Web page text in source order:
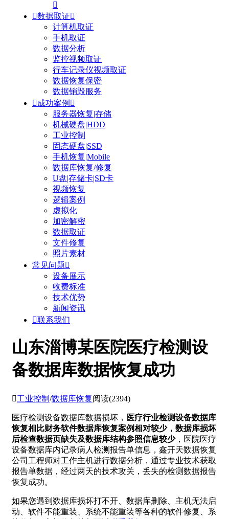

数据取证
计算机取证
手机取证
数据分析
监控视频取证
行车记录仪视频取证
数据恢复保密
数据销毁服务
 成功案例 
服务器恢复|存储
机械硬盘|HDD
工业控制
固态硬盘|SSD
手机恢复|Mobile
数据库恢复/修复
U盘|存储卡|SD卡
视频恢复
逻辑案例
虚拟化
加密解密
数据取证
文件修复
照片素材
常见问题
设备展示
收费标准
技术优势
新闻资讯
联系我们
山东淄博某医院医疗检测设
备数据库数据恢复成功
工业控制 /数据库恢复阅读(2394)
医疗检测设备数据库数据损坏， 医疗行业检测设备数据库
恢复相比财务软件数据库恢复案例相对较少，数据库损坏
后检查数据页缺失及数据库结构参照信息较少，医院医疗
设备数据库内记录病人检测报告单信息，鑫开天数据恢复
公司工程师对工作主机进行数据分析，通过专业技术获取
报告单数据，经过两天的技术攻关，丢失的检测数据报告
恢复成功。
如果您遇到数据库损坏打不开、数据库删除、主机无法启
动、软件不能重装、系统不能重装等各种的软件修复、系